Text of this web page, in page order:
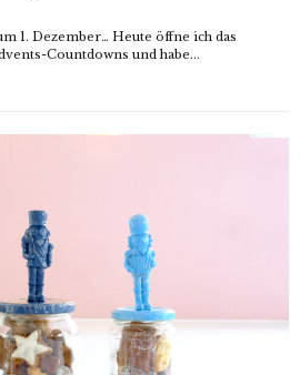
1. Dezember… Heute öffne ich das
Countdowns und habe...